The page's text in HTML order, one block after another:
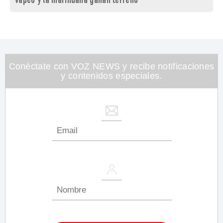
Conéctate con VOZ NEWS y recibe notificaciones
y contenidos especiales.